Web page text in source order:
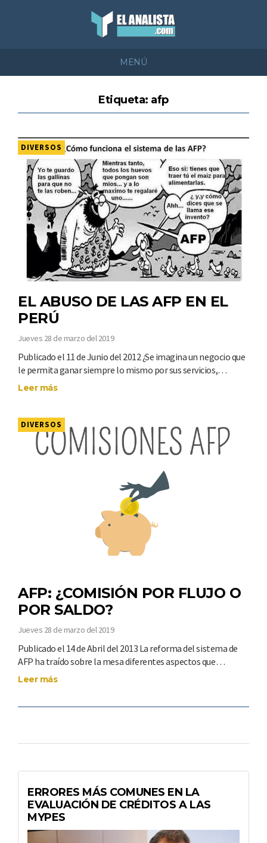
MENÚ
Etiqueta: afp
DIVERSOS
EL ABUSO DE LAS AFP EN EL
PERÚ
Jueves 28 de marzo del 2019
Publicado el 11 de Junio del 2012 ¿Se imagina un negocio que
le permita ganar siempre lo mismo por sus servicios,…
Leer más
DIVERSOS
AFP: ¿COMISIÓN POR FLUJO O
POR SALDO?
Jueves 28 de marzo del 2019
Publicado el 14 de Abril del 2013 La reforma del sistema de
AFP ha traído sobre la mesa diferentes aspectos que…
Leer más
ERRORES MÁS COMUNES EN LA
EVALUACIÓN DE CRÉDITOS A LAS
MYPES